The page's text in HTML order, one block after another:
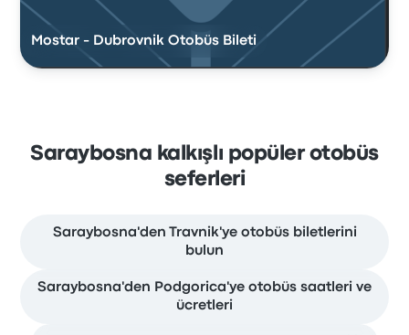
Mostar - Dubrovnik Otobüs Bileti
Saraybosna kalkışlı popüler otobüs
seferleri
Saraybosna'den Travnik'ye otobüs biletlerini
bulun
Saraybosna'den Podgorica'ye otobüs saatleri ve
ücretleri